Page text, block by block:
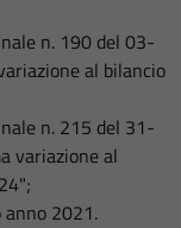
n. 190 del 03-
al bilancio
n. 215 del 31-
variazione al
anno 2021.